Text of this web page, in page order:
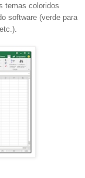
temas coloridos
software (verde para